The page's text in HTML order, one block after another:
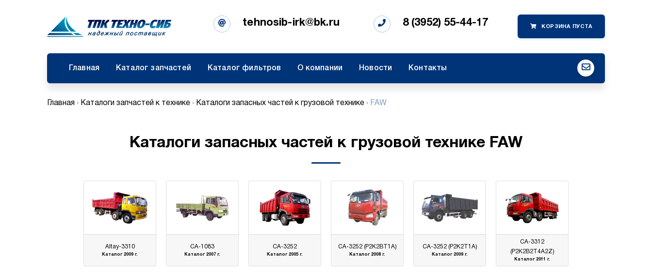
8 (3952) 55-44-17
tehnosib-irk@bk.ru
Главная Каталог запчастей Каталог фильтров О компании Новости Контакты
Главная › Каталоги запчастей к технике › Каталоги запасных частей к грузовой технике › FAW
Каталоги запасных частей к грузовой технике FAW
Altay-3310
Каталог 2009 г.
CA-1083
Каталог 2007 г.
CA-3252
Каталог 2005 г.
CA-3252 (P2K2BT1A)
Каталог 2008 г.
CA-3252 (P2K2T1A)
Каталог 2009 г.
CA-3312
(P2K2B2T4A2Z)
Каталог 2011 г.